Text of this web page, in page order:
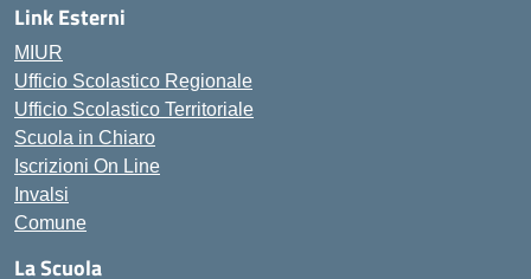
Link Esterni
MIUR
Ufficio Scolastico Regionale
Ufficio Scolastico Territoriale
Scuola in Chiaro
Iscrizioni On Line
Invalsi
Comune
La Scuola